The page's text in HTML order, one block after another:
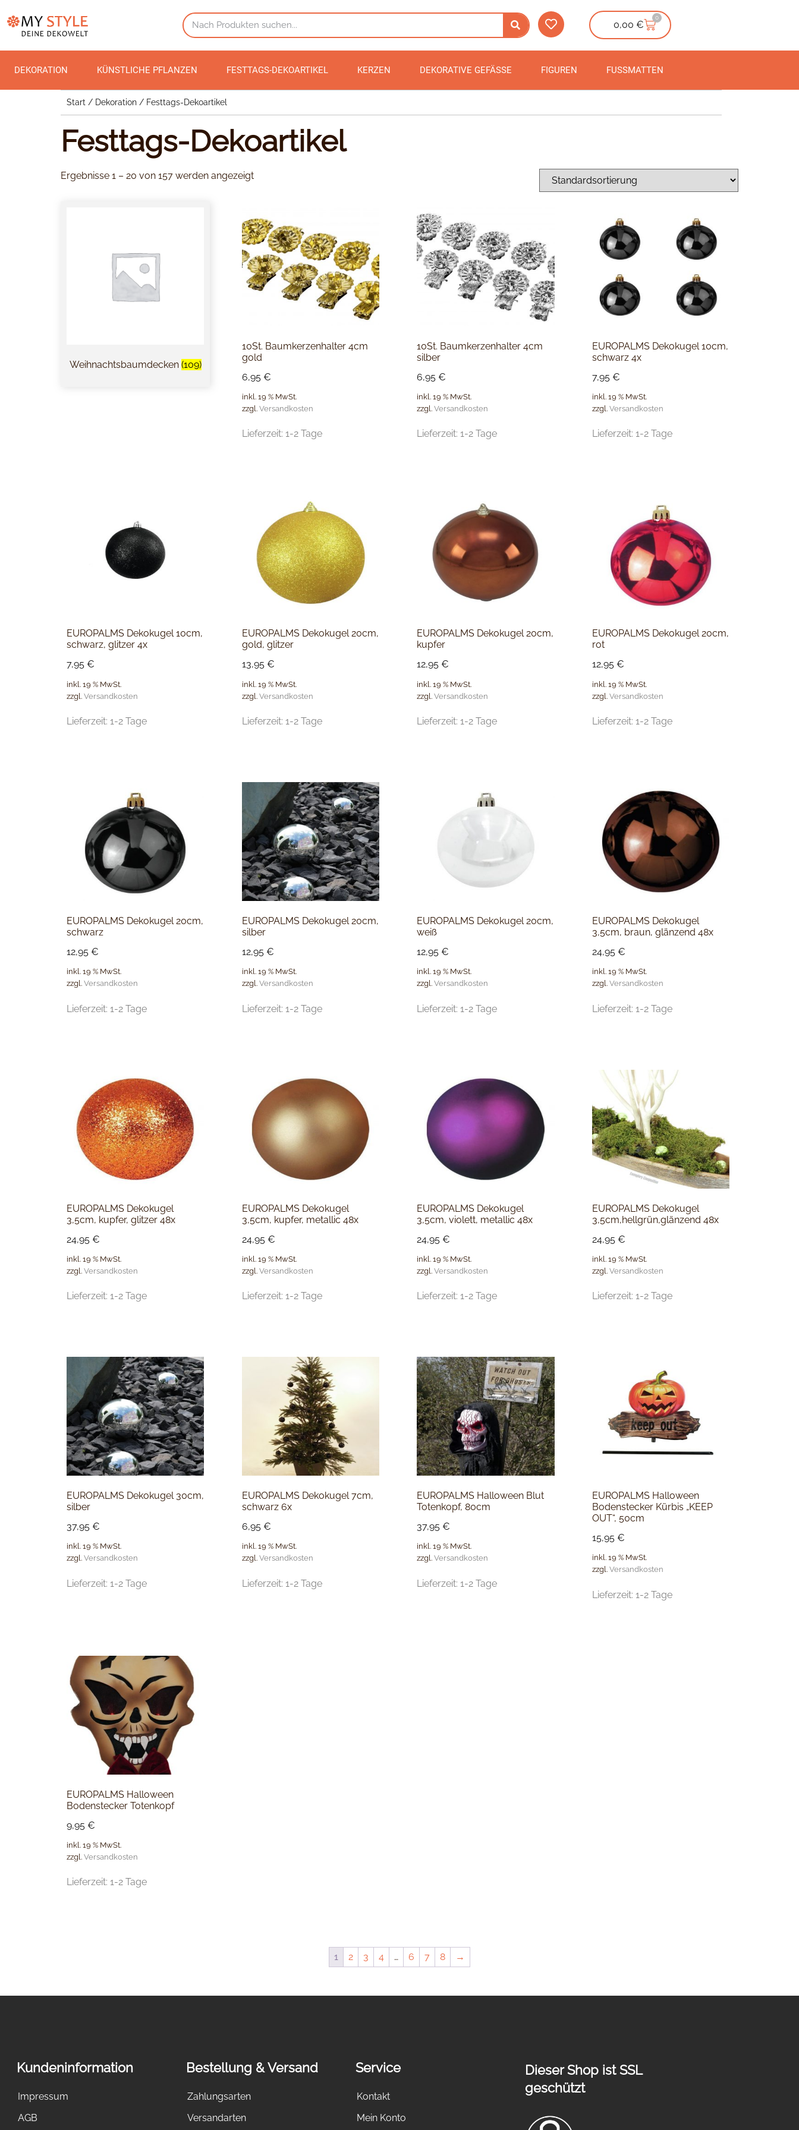
0,00€
0
DEKORATION KÜNSTLICHE PFLANZEN FESTTAGS-DEKOARTIKEL KERZEN DEKORATIVE GEFÄSSE FIGUREN FUSSMATTEN
Start / Dekoration / Festtags-Dekoartikel
Festtags-Dekoartikel
Ergebnisse 1 – 20 von 157 werden angezeigt
Weihnachtsbaumdecken (109)
10St. Baumkerzenhalter 4cm
gold
6,95 €
inkl. 19 % MwSt.
zzgl. Versandkosten
Lieferzeit: 1-2 Tage
10St. Baumkerzenhalter 4cm
silber
6,95€
inkl. 19 % MwSt.
zzgl.Versandkosten
Lieferzeit:1-2 Tage
EUROPALMS Dekokugel 10cm,
schwarz 4x
7,95€
inkl. 19 % MwSt.
zzgl.Versandkosten
Lieferzeit:1-2 Tage
EUROPALMS Dekokugel 10cm,
schwarz, glitzer 4x
7,95 €
inkl. 19 % MwSt.
zzgl. Versandkosten
Lieferzeit: 1-2 Tage
EUROPALMS Dekokugel 20cm,
gold, glitzer
13,95 €
inkl. 19 % MwSt.
zzgl. Versandkosten
Lieferzeit: 1-2 Tage
EUROPALMS Dekokugel 20cm,
kupfer
12,95€
inkl. 19 % MwSt.
zzgl.Versandkosten
Lieferzeit:1-2 Tage
EUROPALMS Dekokugel 20cm,
rot
12,95€
inkl. 19 % MwSt.
zzgl.Versandkosten
Lieferzeit:1-2 Tage
EUROPALMS Dekokugel 20cm,
schwarz
12,95 €
inkl. 19 % MwSt.
zzgl. Versandkosten
Lieferzeit: 1-2 Tage
EUROPALMS Dekokugel 20cm,
silber
12,95 €
inkl. 19 % MwSt.
zzgl. Versandkosten
Lieferzeit: 1-2 Tage
EUROPALMS Dekokugel 20cm,
weiß
12,95€
inkl. 19 % MwSt.
zzgl.Versandkosten
Lieferzeit:1-2 Tage
EUROPALMS Dekokugel
3,5cm, braun, glänzend 48x
24,95€
inkl. 19 % MwSt.
zzgl.Versandkosten
Lieferzeit:1-2 Tage
EUROPALMS Dekokugel
3,5cm, kupfer, glitzer 48x
24,95 €
inkl. 19 % MwSt.
zzgl. Versandkosten
Lieferzeit: 1-2 Tage
EUROPALMS Dekokugel
3,5cm, kupfer, metallic 48x
24,95 €
inkl. 19 % MwSt.
zzgl. Versandkosten
Lieferzeit: 1-2 Tage
EUROPALMS Dekokugel
3,5cm, violett, metallic 48x
24,95€
inkl. 19 % MwSt.
zzgl.Versandkosten
Lieferzeit:1-2 Tage
EUROPALMS Dekokugel
3,5cm,hellgrün,glänzend 48x
24,95€
inkl. 19 % MwSt.
zzgl.Versandkosten
Lieferzeit:1-2 Tage
EUROPALMS Dekokugel 30cm,
silber
37,95 €
inkl. 19 % MwSt.
zzgl. Versandkosten
Lieferzeit: 1-2 Tage
EUROPALMS Dekokugel 7cm,
schwarz 6x
6,95 €
inkl. 19 % MwSt.
zzgl. Versandkosten
Lieferzeit: 1-2 Tage
EUROPALMS Halloween Blut
Totenkopf, 80cm
37,95€
inkl. 19 % MwSt.
zzgl.Versandkosten
Lieferzeit:1-2 Tage
EUROPALMS Halloween
Bodenstecker Kürbis „KEEP
OUT“, 50cm
15,95€
inkl. 19 % MwSt.
zzgl.Versandkosten
Lieferzeit:1-2 Tage
EUROPALMS Halloween
Bodenstecker Totenkopf
9,95 €
inkl. 19 % MwSt.
zzgl. Versandkosten
Lieferzeit: 1-2 Tage
1 2 3 4 … 6 7 8 →
Kundeninformation
Impressum
AGB
Bestellung & Versand
Zahlungsarten
Versandarten
Service
Kontakt
Mein Konto
Dieser Shop ist SSL
geschützt